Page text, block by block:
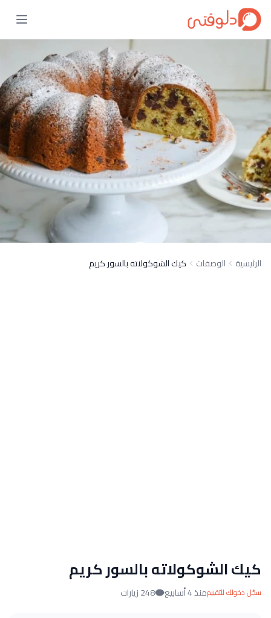
الرئيسية الوصفات كيك الشوكولاته بالسور كريم
كيك الشوكولاته بالسور كريم
سجّل دخولك للتقييممنذ 4 أسابيع 248 زيارات